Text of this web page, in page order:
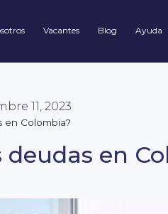
Vacantes Blog Ayuda
11, 2023
en Colombia?
en